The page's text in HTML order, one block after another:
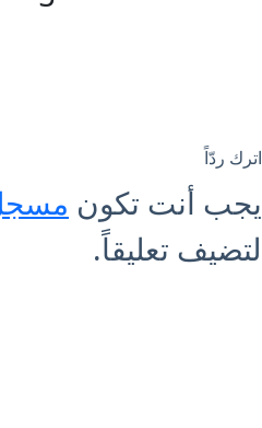
اترك ردّاً
يجب أنت تكون
لتضيف تعليقاً.